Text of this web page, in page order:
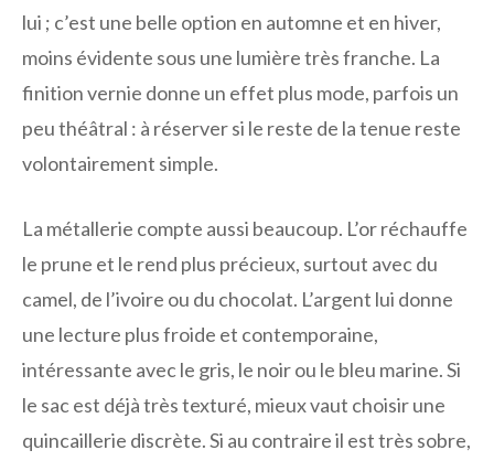
lui ; c’est une belle option en automne et en hiver,
moins évidente sous une lumière très franche. La
finition vernie donne un effet plus mode, parfois un
peu théâtral : à réserver si le reste de la tenue reste
volontairement simple.
La métallerie compte aussi beaucoup. L’or réchauffe
le prune et le rend plus précieux, surtout avec du
camel, de l’ivoire ou du chocolat. L’argent lui donne
une lecture plus froide et contemporaine,
intéressante avec le gris, le noir ou le bleu marine. Si
le sac est déjà très texturé, mieux vaut choisir une
quincaillerie discrète. Si au contraire il est très sobre,